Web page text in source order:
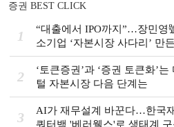
증권 BEST CLICK
1
“대출에서 IPO까지”…장민영
소기업 ‘자본시장 사다리’ 만
2
‘토큰증권’과 ‘증권 토큰화’
털 자본시장 다음 단계는
3
AI가 재무설계 바꾼다…한국
쿼터백 '베러웰스'로 생태계 구